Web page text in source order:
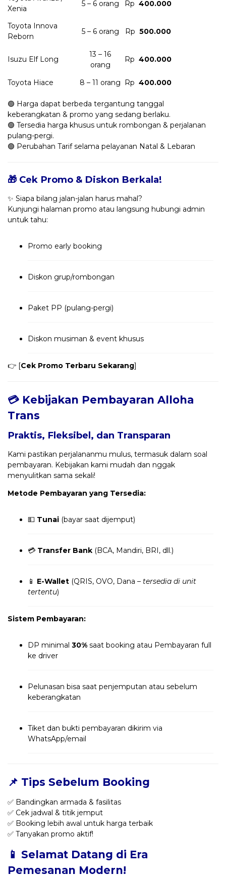
Xenia
5 – 6 orang Rp 400.000
Toyota Innova
Reborn
5 – 6 orang Rp 500.000
Isuzu Elf Long
13 – 16
orang
Rp 400.000
Toyota Hiace 8 – 11 orang Rp 400.000
🟢 Harga dapat berbeda tergantung tanggal
keberangkatan & promo yang sedang berlaku.
🟢 Tersedia harga khusus untuk rombongan & perjalanan
pulang-pergi.
🟢 Perubahan Tarif selama pelayanan Natal & Lebaran
🎁 Cek Promo & Diskon Berkala!
✨ Siapa bilang jalan-jalan harus mahal?
Kunjungi halaman promo atau langsung hubungi admin
untuk tahu:
Promo early booking
Diskon grup/rombongan
Paket PP (pulang-pergi)
Diskon musiman & event khusus
👉 [Cek Promo Terbaru Sekarang]
💳 Kebijakan Pembayaran Alloha
Trans
Praktis, Fleksibel, dan Transparan
Kami pastikan perjalananmu mulus, termasuk dalam soal
pembayaran. Kebijakan kami mudah dan nggak
menyulitkan sama sekali!
Metode Pembayaran yang Tersedia:
💵 Tunai (bayar saat dijemput)
💳 Transfer Bank (BCA, Mandiri, BRI, dll.)
📱 E-Wallet (QRIS, OVO, Dana – tersedia di unit
tertentu)
Sistem Pembayaran:
DP minimal 30% saat booking atau Pembayaran full
ke driver
Pelunasan bisa saat penjemputan atau sebelum
keberangkatan
Tiket dan bukti pembayaran dikirim via
WhatsApp/email
📌 Tips Sebelum Booking
✅ Bandingkan armada & fasilitas
✅ Cek jadwal & titik jemput
✅ Booking lebih awal untuk harga terbaik
✅ Tanyakan promo aktif!
📱 Selamat Datang di Era
Pemesanan Modern!